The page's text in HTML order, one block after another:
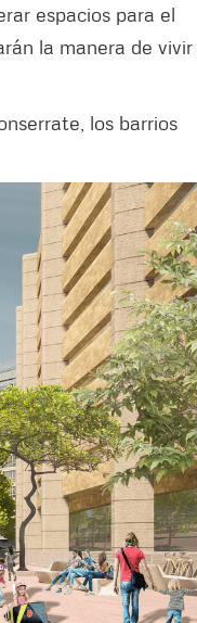
espacios para el
la manera de vivir
los barrios